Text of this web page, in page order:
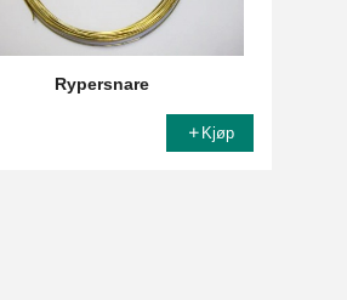
Rypersnare
Kjøp